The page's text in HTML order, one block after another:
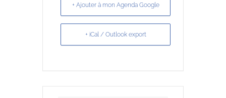
+ Ajouter à mon Agenda Google
+ iCal / Outlook export